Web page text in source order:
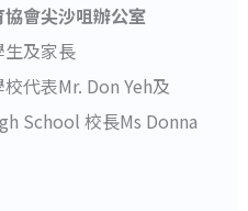
會尖沙咀辦公室
及家長
校代表Mr. Don Yeh及
School 校長Ms Donna